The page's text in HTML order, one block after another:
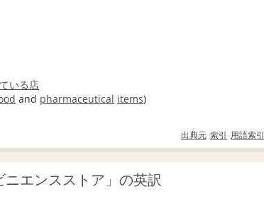
いる 店
and pharmaceutical items)
出典元 索引 用語索引
エンスストア」の英訳